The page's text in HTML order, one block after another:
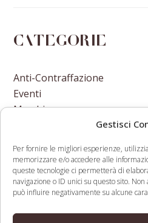
Gestisci
Per fornire le migliori esperienze,
memorizzare e/o accedere alle
queste tecnologie ci permetterà di
navigazione o ID unici su questo sito.
può influire negativamente su alcune
Categorie
Anti-Contraffazione
Eventi
Marchi
Kelly Hardy join